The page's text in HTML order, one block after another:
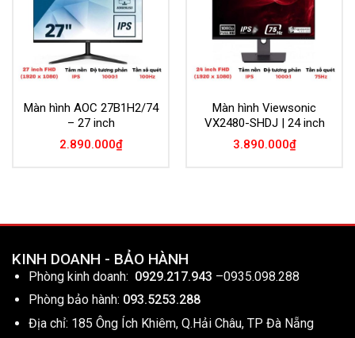
Màn hình AOC 27B1H2/74
– 27 inch
2.890.000₫
Màn hình Viewsonic
VX2480-SHDJ | 24 inch
3.890.000₫
KINH DOANH - BẢO HÀNH
Phòng kinh doanh: 0929.217.943 –0935.098.288
Phòng bảo hành: 093.5253.288
Địa chỉ: 185 Ông Ích Khiêm, Q.Hải Châu, TP Đà Nẵng